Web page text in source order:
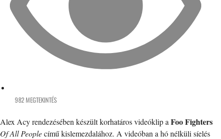
982 MEGTEKINTÉS
Alex Acy rendezésében készült korhatáros videóklip a Foo Fighters
Of All Peoplecímű kislemezdalához. A videóban a hó nélküli síelés